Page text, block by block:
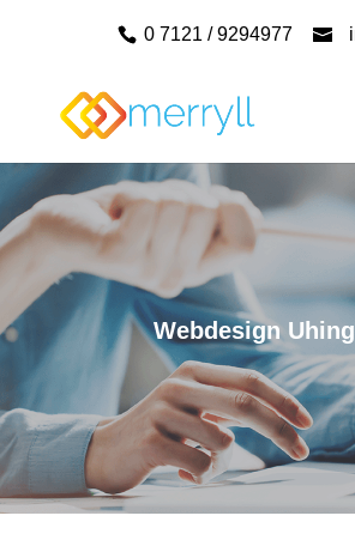
0 7121 / 9294977
Webdesign